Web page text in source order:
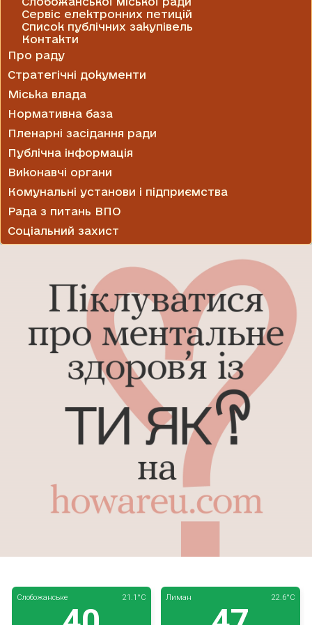
Сервіс електронних петицій
Список публічних закупівель
Контакти
Про раду
Стратегічні документи
Міська влада
Нормативна база
Пленарні засідання ради
Публічна інформація
Виконавчі органи
Комунальні установи і підприємства
Рада з питань ВПО
Соціальний захист